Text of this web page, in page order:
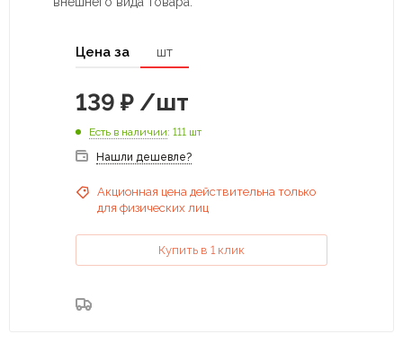
Цена за шт
139 ₽ /шт
Есть в наличии: 111 шт
Нашли дешевле?
Акционная цена действительна только
для физических лиц
Купить в 1 клик